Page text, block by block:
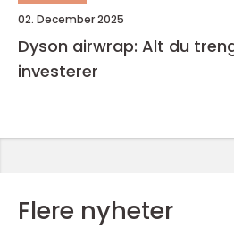
02. December 2025
Dyson airwrap: Alt du
investerer
Flere nyheter